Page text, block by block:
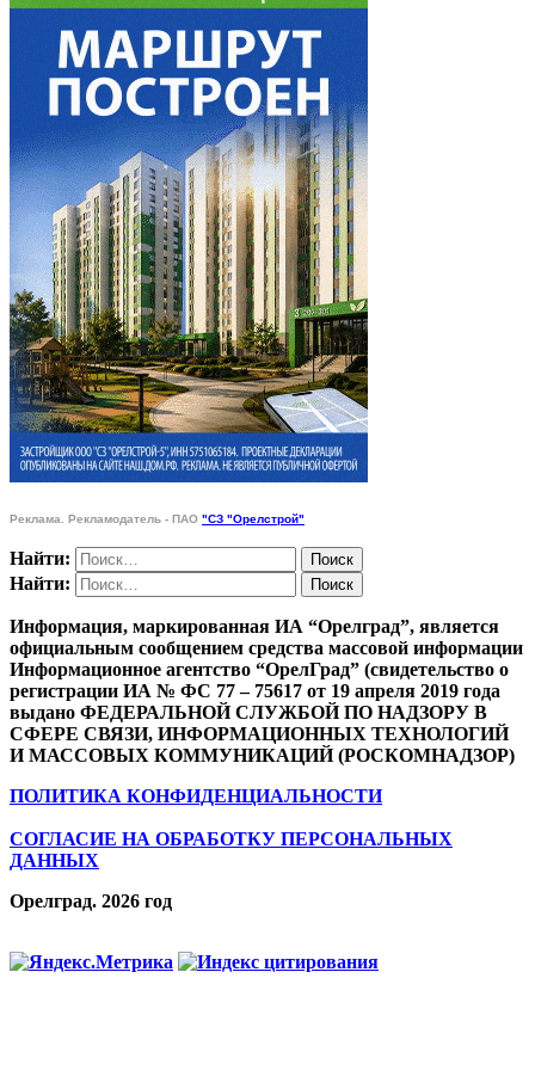
Реклама. Рекламодатель - ПАО "СЗ "Орелстрой"
Найти:
Найти:
Информация, маркированная ИА “Орелград”, является
официальным сообщением средства массовой информации
Информационное агентство “ОрелГрад” (свидетельство о
регистрации ИА № ФС 77 – 75617 от 19 апреля 2019 года
выдано ФЕДЕРАЛЬНОЙ СЛУЖБОЙ ПО НАДЗОРУ В
СФЕРЕ СВЯЗИ, ИНФОРМАЦИОННЫХ ТЕХНОЛОГИЙ
И МАССОВЫХ КОММУНИКАЦИЙ (РОСКОМНАДЗОР)
ПОЛИТИКА КОНФИДЕНЦИАЛЬНОСТИ
СОГЛАСИЕ НА ОБРАБОТКУ ПЕРСОНАЛЬНЫХ
ДАННЫХ
Орелград. 2026 год